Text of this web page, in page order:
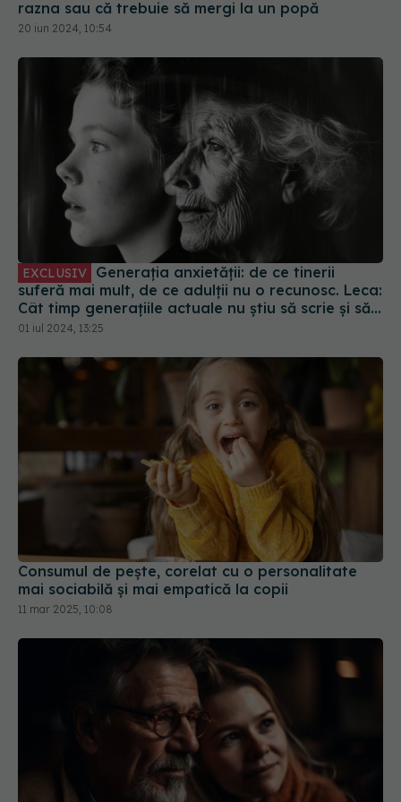
razna sau că trebuie să mergi la un popă
20 iun 2024, 10:54
EXCLUSIV
suferă mai mult, de ce adulții nu o recunosc. Leca:
Cât timp generațiile actuale nu știu să scrie și să
citească în limba română, lupta e la poli diferiți
01 iul 2024, 13:25
Consumul de peşte, corelat cu o personalitate
mai sociabilă și mai empatică la copii
11 mar 2025, 10:08